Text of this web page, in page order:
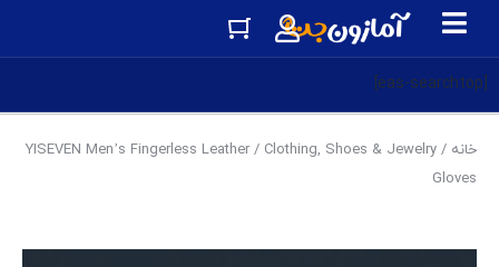
[eas-searchtop]
خانه /
Clothing, Shoes & Jewelry
/ YISEVEN Men’s Fingerless Leather
Gloves